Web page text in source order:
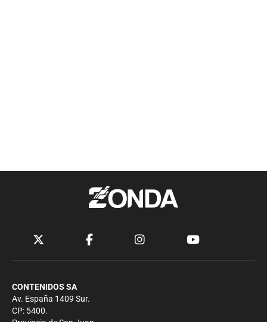
CONTENIDOS SA
Av. España 1409 Sur.
CP: 5400.